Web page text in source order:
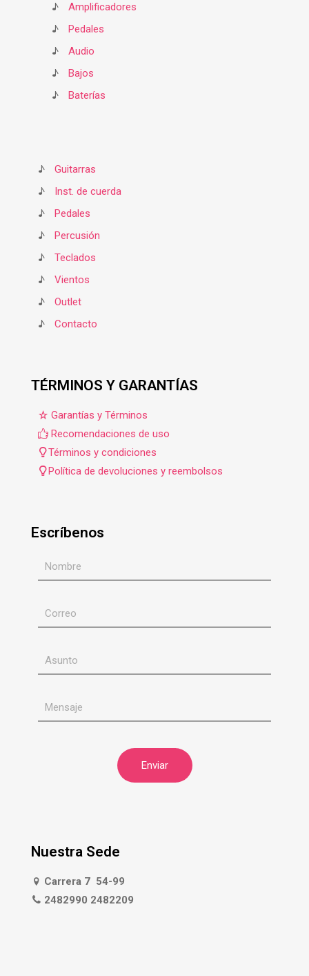
♪
Amplificadores
♪
Pedales
♪
Audio
♪
Bajos
♪
Baterías
♪
Guitarras
♪
Inst. de cuerda
♪
Pedales
♪
Percusión
♪
Teclados
♪
Vientos
♪
Outlet
♪
Contacto
TÉRMINOS Y GARANTÍAS
Garantías y Términos
Recomendaciones de uso
Términos y condiciones
Política de devoluciones y reembolsos
Escríbenos
Nuestra Sede
Carrera 7 54-99
2482990 2482209